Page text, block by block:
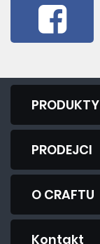
PRODUKTY
PRODEJCI
O CRAFTU
Kontakt